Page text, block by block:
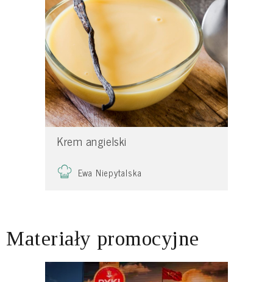
Krem angielski
Ewa Niepytalska
Materiały promocyjne